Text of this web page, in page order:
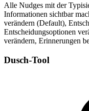
Alle Nudges mit der
Informationen sichtbar
verändern (Default),
Entscheidungsoptionen
verändern, Erinnerungen
Dusch-Tool